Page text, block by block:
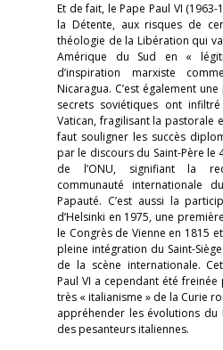
Et de fait, le Pape Paul VI
la Détente, aux risques de
théologie de la Libération qui
Amérique du Sud en «
d’inspiration marxiste
Nicaragua. C’est également
secrets soviétiques ont
Vatican, fragilisant la pastorale
faut souligner les succès
par le discours du Saint-Père le
de l’ONU, signifiant la
communauté internationale
Papauté. C’est aussi la
d’Helsinki en 1975, une
le Congrès de Vienne en 1815
pleine intégration du Saint-
de la scène internationale.
Paul VI a cependant été
très « italianisme » de la Curie
appréhender les évolutions du
des pesanteurs italiennes.